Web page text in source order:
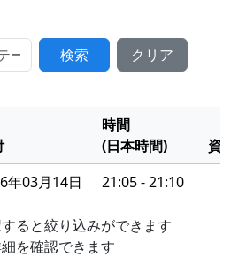
検索 クリア
時間
(日本時間)
資
年03月14日 21:05 - 21:10
ると絞り込みができます
を確認できます